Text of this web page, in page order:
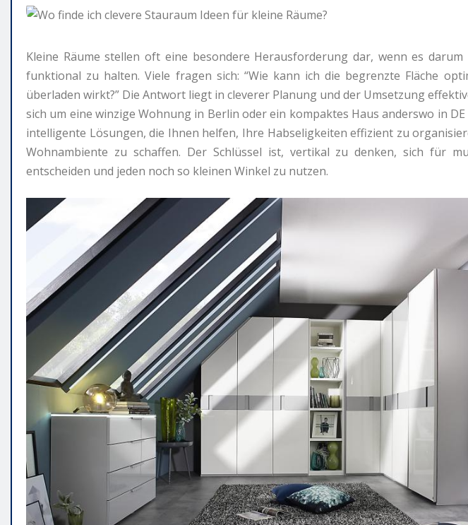
Kleine Räume stellen oft eine besondere Herausforderung dar, wenn es
funktional zu halten. Viele fragen sich: “Wie kann ich die begrenzte Fläche
überladen wirkt?” Die Antwort liegt in cleverer Planung und der Umsetzung
sich um eine winzige Wohnung in Berlin oder ein kompaktes Haus anderswo in
intelligente Lösungen, die Ihnen helfen, Ihre Habseligkeiten effizient zu
Wohnambiente zu schaffen. Der Schlüssel ist, vertikal zu denken, sich für
entscheiden und jeden noch so kleinen Winkel zu nutzen.